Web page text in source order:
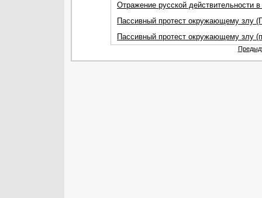
Отражение русской действительности
Пассивный протест окружающему злу
Пассивный протест окружающему злу